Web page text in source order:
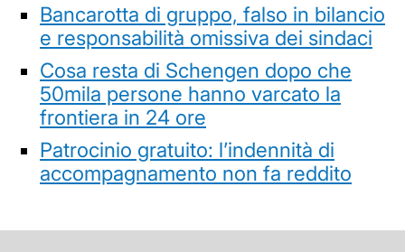
Bancarotta di gruppo, falso in bilancio
e responsabilità omissiva dei sindaci
Cosa resta di Schengen dopo che
50mila persone hanno varcato la
frontiera in 24 ore
Patrocinio gratuito: l’indennità di
accompagnamento non fa reddito